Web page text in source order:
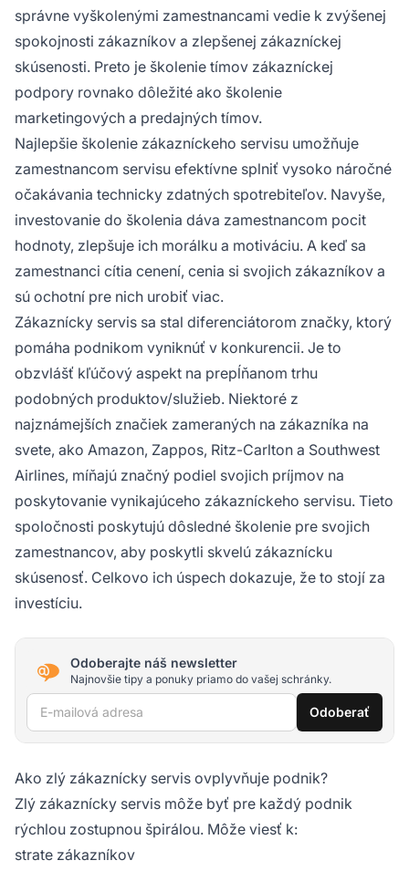
správne vyškolenými zamestnancami vedie k zvýšenej
spokojnosti zákazníkov a zlepšenej zákazníckej
skúsenosti. Preto je školenie tímov zákazníckej
podpory rovnako dôležité ako školenie
marketingových a predajných tímov.
Najlepšie školenie zákazníckeho servisu umožňuje
zamestnancom servisu efektívne splniť vysoko náročné
očakávania technicky zdatných spotrebiteľov. Navyše,
investovanie do školenia dáva zamestnancom pocit
hodnoty, zlepšuje ich morálku a motiváciu. A keď sa
zamestnanci cítia cenení, cenia si svojich zákazníkov a
sú ochotní pre nich urobiť viac.
Zákaznícky servis sa stal diferenciátorom značky, ktorý
pomáha podnikom vyniknúť v konkurencii. Je to
obzvlášť kľúčový aspekt na prepĺňanom trhu
podobných produktov/služieb. Niektoré z
najznámejších značiek zameraných na zákazníka na
svete, ako Amazon, Zappos, Ritz-Carlton a Southwest
Airlines, míňajú značný podiel svojich príjmov na
poskytovanie vynikajúceho zákazníckeho servisu. Tieto
spoločnosti poskytujú dôsledné školenie pre svojich
zamestnancov, aby poskytli skvelú zákaznícku
skúsenosť. Celkovo ich úspech dokazuje, že to stojí za
investíciu.
Odoberajte náš newsletter
Najnovšie tipy a ponuky priamo do vašej schránky.
E-mailová adresa Odoberať
Ako zlý zákaznícky servis ovplyvňuje podnik?
Zlý zákaznícky servis môže byť pre každý podnik
rýchlou zostupnou špirálou. Môže viesť k:
strate zákazníkov